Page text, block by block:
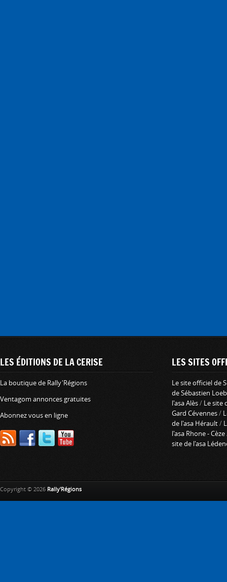
LES ÉDITIONS DE LA CERISE
La boutique de Rally'Régions
Ventagom annonces gratuites
Abonnez vous en ligne
LES SITES
Le site officiel de
de Sébastien Loeb
l'asa Alès/ Le site
Gard Cévennes/
de l'asa Hérault/
l'asa Rhone - Cèze
site de l'asa
Copyright © 2026 Rally'Régions